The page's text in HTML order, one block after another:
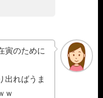
寅のために
出ればうま
ｗ